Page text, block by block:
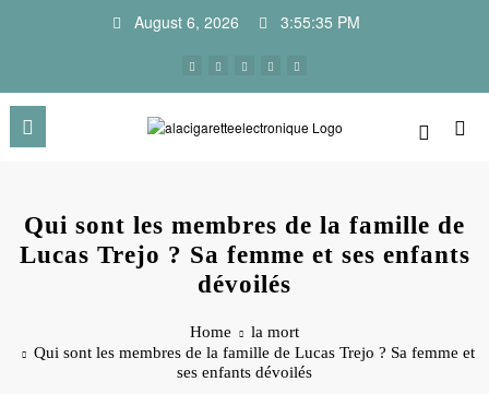
August 6, 2026 3:55:36 PM
Qui sont les membres de la famille de
Lucas Trejo ? Sa femme et ses enfants
dévoilés
Home
la mort
Qui sont les membres de la famille de Lucas Trejo ? Sa femme et
ses enfants dévoilés